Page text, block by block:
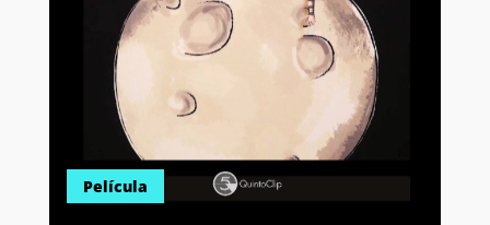
Película